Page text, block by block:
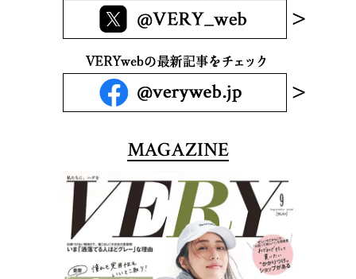
MAGAZINE